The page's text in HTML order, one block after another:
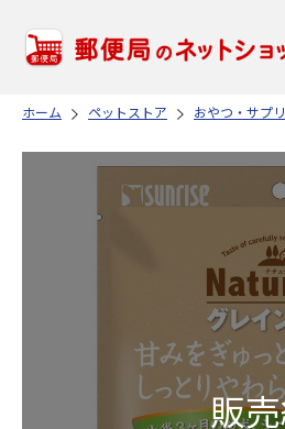
ホーム ペットストア おやつ・サプリ